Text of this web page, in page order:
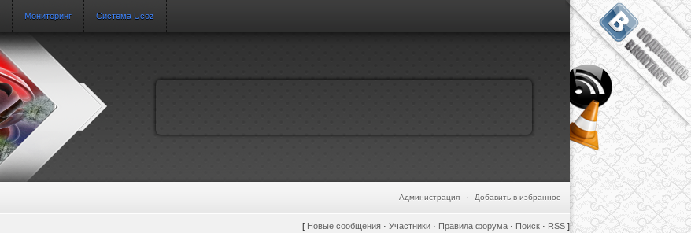
Мониторинг Система Ucoz
Администрация · Добавить в избранное
[ Новые сообщения · Участники · Правила форума · Поиск · RSS ]